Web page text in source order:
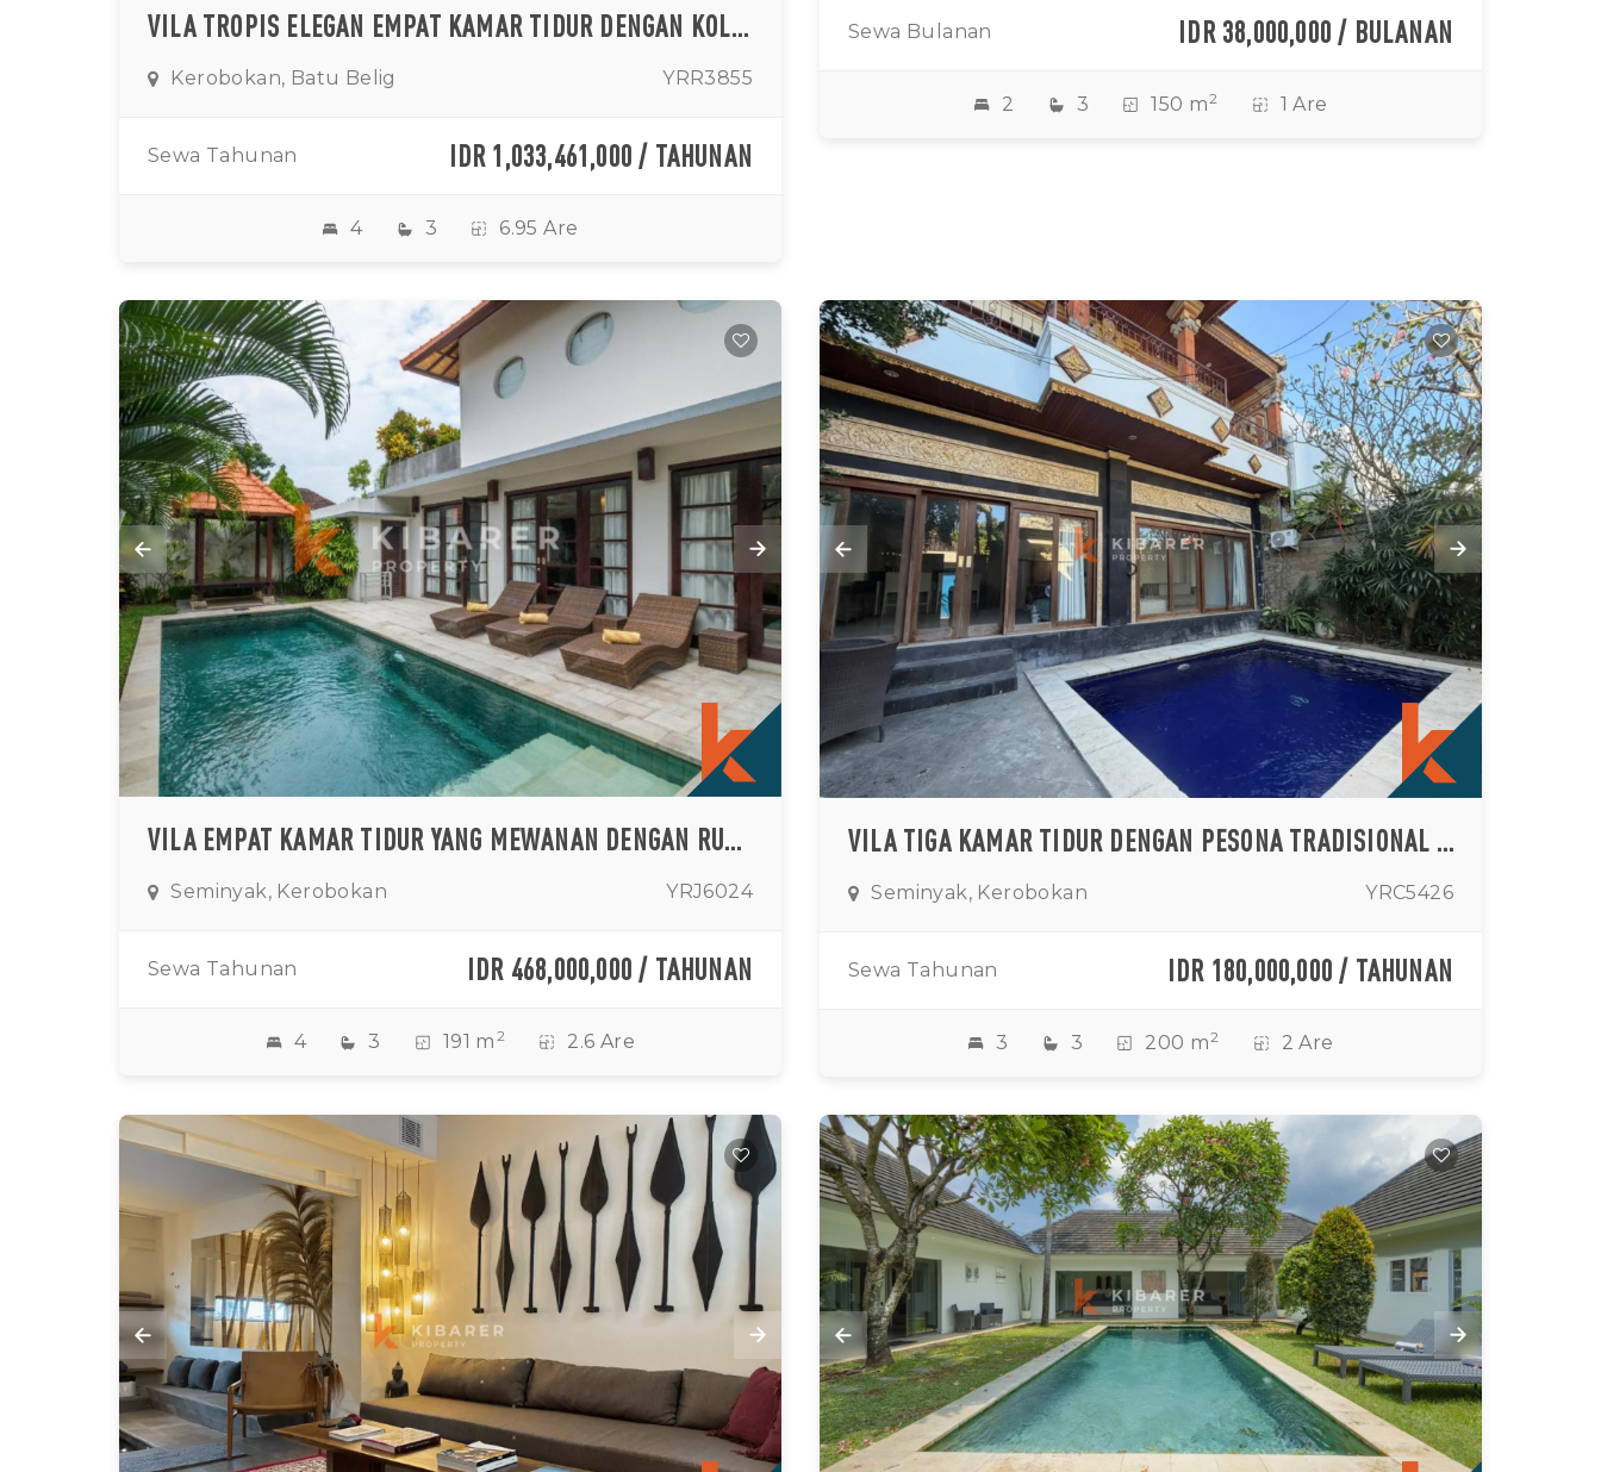
VILA TROPIS ELEGAN EMPAT KAMAR TIDUR DENGAN KOLAM RENANG PRIBADI DAN TAMAN RINDANG DI BATU BELIG
Kerobokan, Batu Belig YRR3855
Sewa Tahunan IDR 1,033,461,000 / TAHUNAN
4 3 6.95 Are
Sewa Bulanan IDR 38,000,000 / BULANAN
2 3 150 m2 1 Are
VILA EMPAT KAMAR TIDUR YANG MEWANAN DENGAN RUANG TAMU TERTUTUP DISEWAKAN DI SEMINYAK
Seminyak, Kerobokan YRJ6024
Sewa Tahunan IDR 468,000,000 / TAHUNAN
4 3 191 m 2 2.6 Are
VILA TIGA KAMAR TIDUR DENGAN PESONA TRADISIONAL ABADI DI SEMINYAK
Seminyak, Kerobokan YRC5426
Sewa Tahunan IDR 180,000,000 / TAHUNAN
3 3 200 m2 2 Are